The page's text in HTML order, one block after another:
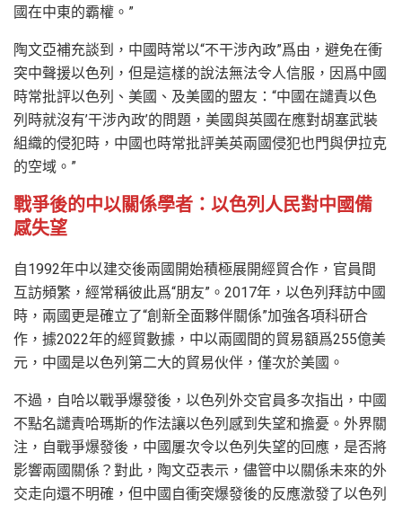
國在中東的霸權。”
陶文亞補充談到，中國時常以“不干涉內政”爲由，避免在衝
突中聲援以色列，但是這樣的說法無法令人信服，因爲中國
時常批評以色列、美國、及美國的盟友：“中國在譴責以色
列時就沒有’干涉內政’的問題，美國與英國在應對胡塞武裝
組織的侵犯時，中國也時常批評美英兩國侵犯也門與伊拉克
的空域。”
戰爭後的中以關係學者：以色列人民對中國備
感失望
自1992年中以建交後兩國開始積極展開經貿合作，官員間
互訪頻繁，經常稱彼此爲“朋友”。2017年，以色列拜訪中國
時，兩國更是確立了“創新全面夥伴關係”加強各項科研合
作，據2022年的經貿數據，中以兩國間的貿易額爲255億美
元，中國是以色列第二大的貿易伙伴，僅次於美國。
不過，自哈以戰爭爆發後，以色列外交官員多次指出，中國
不點名譴責哈瑪斯的作法讓以色列感到失望和擔憂。外界關
注，自戰爭爆發後，中國屢次令以色列失望的回應，是否將
影響兩國關係？對此，陶文亞表示，儘管中以關係未來的外
交走向還不明確，但中國自衝突爆發後的反應激發了以色列